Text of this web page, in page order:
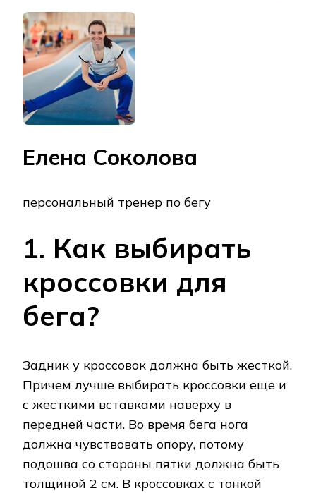
Елена Соколова
персональный тренер по бегу
1. Как выбирать
кроссовки для
бега?
Задник у кроссовок должна быть жесткой.
Причем лучше выбирать кроссовки еще и
с жесткими вставками наверху в
передней части. Во время бега нога
должна чувствовать опору, потому
подошва со стороны пятки должна быть
толщиной 2 см. В кроссовках с тонкой